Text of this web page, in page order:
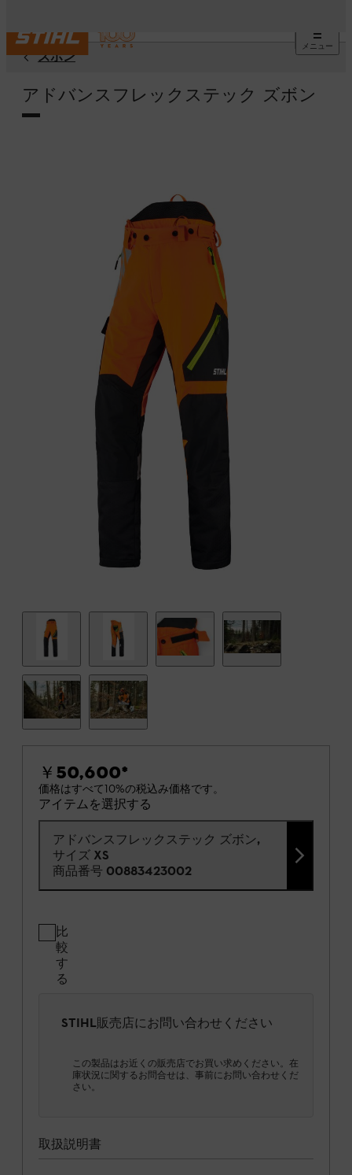
メニュー
ズボン
アドバンスフレックステック ズボン
￥50,600*
価格はすべて10%の税込み価格です。
アイテムを選択する
アドバンスフレックステック ズボン,
サイズ XS
商品番号 00883423002
比
較
す
る
STIHL販売店にお問い合わせください
この製品はお近くの販売店でお買い求めください。在
庫状況に関するお問合せは、事前にお問い合わせくだ
さい。
取扱説明書